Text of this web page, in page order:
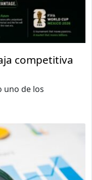
competitiva
uno de los